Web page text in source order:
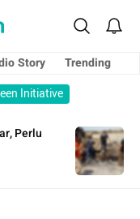
Story
Trending
Initiative
Perlu